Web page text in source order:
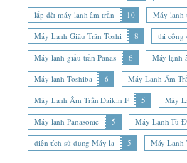
lắp đặt máy lạnh âm trần
10 Máy lạnh
Máy Lạnh Giấu Trần Toshi
8 thi công
Máy lạnh giấu trần Panas
6 Máy lạnh
Máy lạnh Toshiba
6 Máy Lạnh Âm
Máy Lạnh Âm Trần Daikin F
5 Máy
Máy lạnh Panasonic
5 Máy Lạnh Tủ
diện tích sử dụng Máy lạ
5 Máy Lạnh